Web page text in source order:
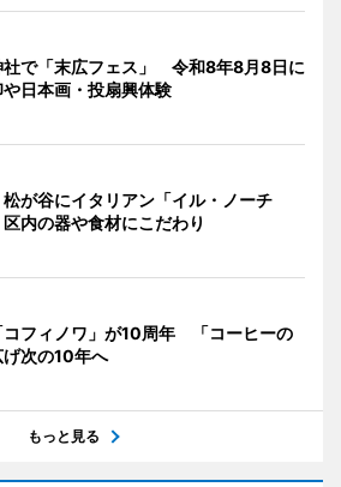
社で「末広フェス」 令和8年8月8日に
日本画・投扇興体験
が谷にイタリアン「イル・ノーチ
内の器や食材にこだわり
コフィノワ」が10周年 「コーヒーの
げ次の10年へ
もっと見る